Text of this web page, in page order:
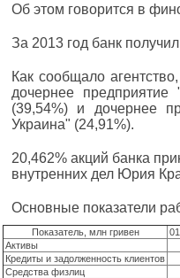
Об этом говорится в
За 2013 год банк
Как сообщало
дочернее
(39,54%) и дочернее
Украина" (24,91%).
20,462% акций банка
внутренних дел Юрия
Основные показатели
Показатель, млн гривен
Активы
Кредиты и задолженность клиентов
Средства физлиц